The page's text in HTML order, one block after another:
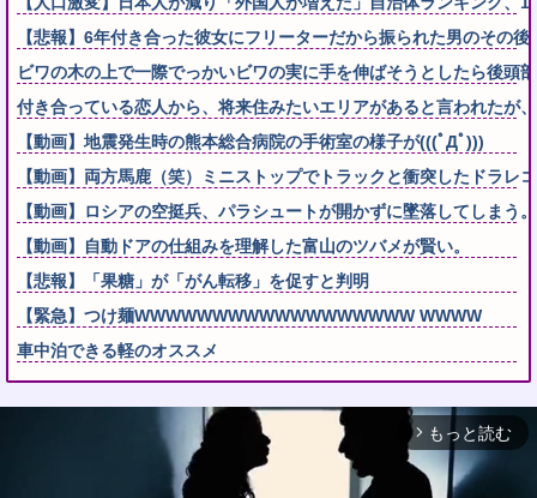
【悲報】6年付き合った彼女にフリーターだから振られた男のその
ビワの木の上で一際でっかいビワの実に手を伸ばそうとしたら後頭
付き合っている恋人から、将来住みたいエリアがあると言われたが
【動画】地震発生時の熊本総合病院の手術室の様子が(((ﾟДﾟ)))
【動画】両方馬鹿（笑）ミニストップでトラックと衝突したドラレ
【動画】ロシアの空挺兵、パラシュートが開かずに墜落してしまう。
【動画】自動ドアの仕組みを理解した富山のツバメが賢い。
【悲報】「果糖」が「がん転移」を促すと判明
【緊急】つけ麺WWWWWWWWWWWWWWWWWW WWWW
車中泊できる軽のオススメ
arrow_forward_ios もっと読む